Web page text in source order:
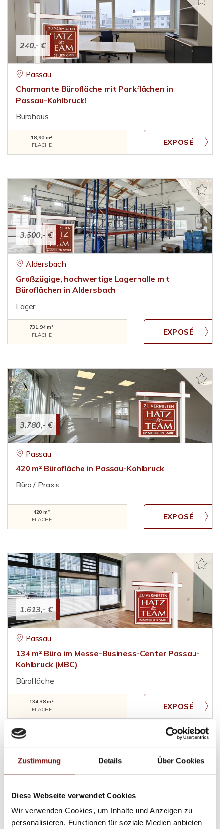
Zustimmung Details Über Cookies
Diese Webseite verwendet Cookies
Wir verwenden Cookies, um Inhalte und Anzeigen zu
personalisieren, Funktionen für soziale Medien anbieten
240,- €
Passau
Charmante Bürofläche mit Parkflächen in
Passau-Kohlbruck!
Bürohaus
18,90 m²
FLÄCHE
3.500,- €
Aldersbach
Großzügige, hochwertige Lagerhalle mit
Büroflächen in Aldersbach
Lager
731,94 m²
FLÄCHE
3.780,- €
Passau
420 m² Bürofläche in Passau-Kohlbruck!
Büro / Praxis
420 m²
FLÄCHE
1.613,- €
Passau
134 m² Büro im Messe-Business-Center Passau-
Kohlbruck (MBC)
Bürofläche
134,38 m²
FLÄCHE
2.500,- €